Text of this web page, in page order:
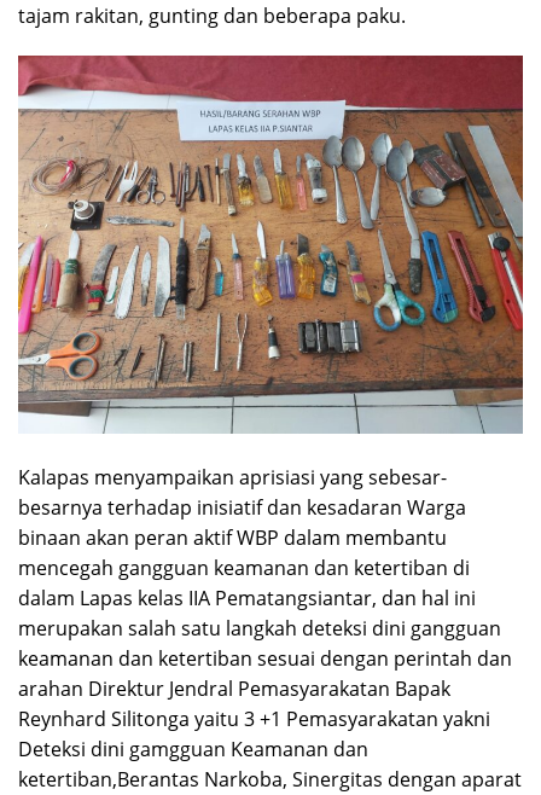
tajam rakitan, gunting dan beberapa paku.
Kalapas menyampaikan aprisiasi yang sebesar-
besarnya terhadap inisiatif dan kesadaran Warga
binaan akan peran aktif WBP dalam membantu
mencegah gangguan keamanan dan ketertiban di
dalam Lapas kelas IIA Pematangsiantar, dan hal ini
merupakan salah satu langkah deteksi dini gangguan
keamanan dan ketertiban sesuai dengan perintah dan
arahan Direktur Jendral Pemasyarakatan Bapak
Reynhard Silitonga yaitu 3 +1 Pemasyarakatan yakni
Deteksi dini gamgguan Keamanan dan
ketertiban,Berantas Narkoba, Sinergitas dengan aparat